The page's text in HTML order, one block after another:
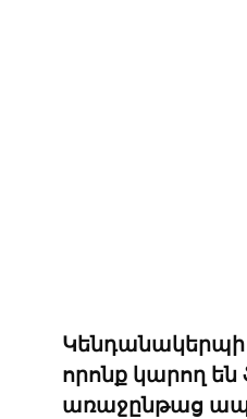
Կենդանակերպի
որոնք կարող
առաջընթաց